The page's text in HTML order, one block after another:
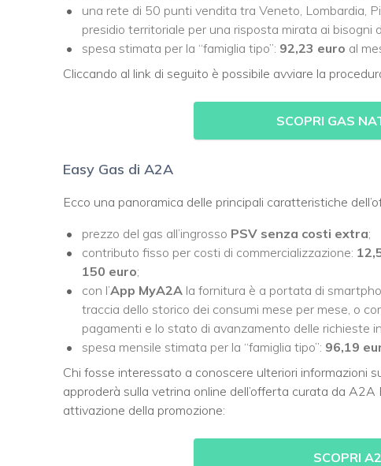
una rete di 50 punti vendita tra Veneto, Lombardia,
presidio territoriale per una risposta mirata ai bisogni
spesa stimata per la “famiglia tipo”: 92,23 euro al
Cliccando al link di seguito è possibile avviare la
SCOPRI GAS
Easy Gas di A2A
Ecco una panoramica delle principali caratteristiche
prezzo del gas all’ingrosso PSV senza costi extra;
contributo fisso per costi di commercializzazione:
150 euro;
con l’App MyA2A la fornitura è a portata di
traccia dello storico dei consumi mese per mese, o
pagamenti e lo stato di avanzamento delle richieste
spesa mensile stimata per la “famiglia tipo”: 96,19
Chi fosse interessato a conoscere ulteriori informazioni
approderà sulla vetrina online dell’offerta curata da
attivazione della promozione:
SCOPRI